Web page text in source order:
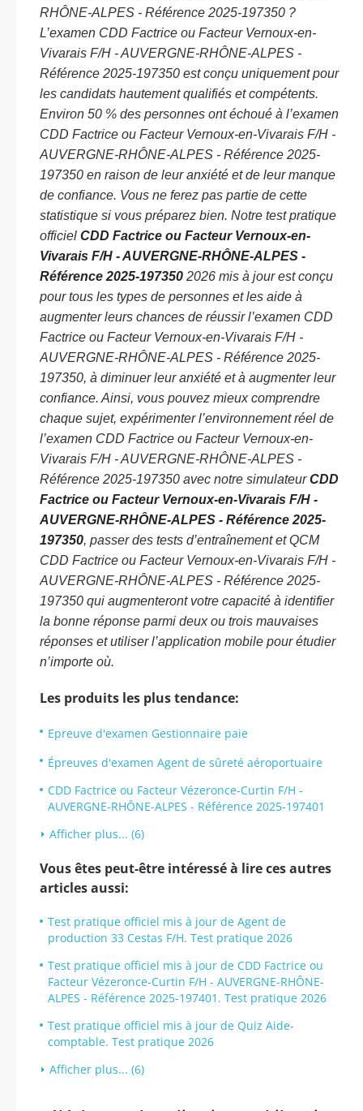
RHÔNE-ALPES - Référence 2025-197350 ?
L’examen CDD Factrice ou Facteur Vernoux-en-
Vivarais F/H - AUVERGNE-RHÔNE-ALPES -
Référence 2025-197350 est conçu uniquement pour
les candidats hautement qualifiés et compétents.
Environ 50 % des personnes ont échoué à l’examen
CDD Factrice ou Facteur Vernoux-en-Vivarais F/H -
AUVERGNE-RHÔNE-ALPES - Référence 2025-
197350 en raison de leur anxiété et de leur manque
de confiance. Vous ne ferez pas partie de cette
statistique si vous préparez bien. Notre test pratique
officiel CDD Factrice ou Facteur Vernoux-en-
Vivarais F/H - AUVERGNE-RHÔNE-ALPES -
Référence 2025-197350 2026 mis à jour est conçu
pour tous les types de personnes et les aide à
augmenter leurs chances de réussir l’examen CDD
Factrice ou Facteur Vernoux-en-Vivarais F/H -
AUVERGNE-RHÔNE-ALPES - Référence 2025-
197350, à diminuer leur anxiété et à augmenter leur
confiance. Ainsi, vous pouvez mieux comprendre
chaque sujet, expérimenter l’environnement réel de
l’examen CDD Factrice ou Facteur Vernoux-en-
Vivarais F/H - AUVERGNE-RHÔNE-ALPES -
Référence 2025-197350 avec notre simulateurCDD
Factrice ou Facteur Vernoux-en-Vivarais F/H -
AUVERGNE-RHÔNE-ALPES - Référence 2025-
197350, passer des tests d’entraînement et QCM
CDD Factrice ou Facteur Vernoux-en-Vivarais F/H -
AUVERGNE-RHÔNE-ALPES - Référence 2025-
197350 qui augmenteront votre capacité à identifier
la bonne réponse parmi deux ou trois mauvaises
réponses et utiliser l’application mobile pour étudier
n’importe où.
Les produits les plus tendance:
Epreuve d'examen Gestionnaire paie
Épreuves d'examen Agent de sûreté aéroportuaire
CDD Factrice ou Facteur Vézeronce-Curtin F/H -
AUVERGNE-RHÔNE-ALPES - Référence 2025-197401
Afficher plus... (6)
Vous êtes peut-être intéressé à lire ces autres
articles aussi:
Test pratique officiel mis à jour de Agent de
production 33 Cestas F/H. Test pratique 2026
Test pratique officiel mis à jour de CDD Factrice ou
Facteur Vézeronce-Curtin F/H - AUVERGNE-RHÔNE-
ALPES - Référence 2025-197401. Test pratique 2026
Test pratique officiel mis à jour de Quiz Aide-
comptable. Test pratique 2026
Afficher plus... (6)